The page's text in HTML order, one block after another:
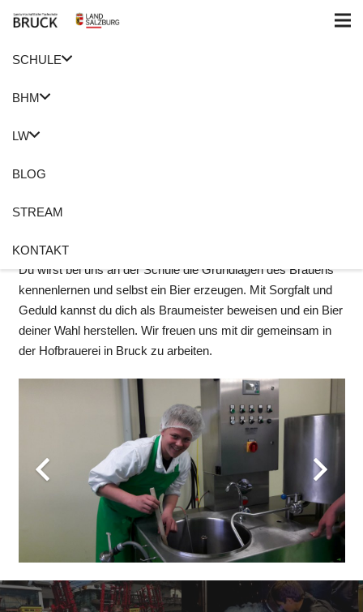
SCHULE
BHM
LW
BLOG
STREAM
KONTAKT
Piffbräu
Bier ist nicht nur ein Lebensmittel, es ist auch ein
du im
Hefe sind die Grundlage für ein geschmackvolles und
Du wirst bei uns an der Schule die Grundlagen des Brauens
kennenlernen und selbst ein Bier erzeugen. Mit Sorgfalt und
Geduld kannst du dich als Braumeister beweisen und ein Bier
deiner Wahl herstellen. Wir freuen uns mit dir gemeinsam in
der Hofbrauerei in Bruck zu arbeiten.